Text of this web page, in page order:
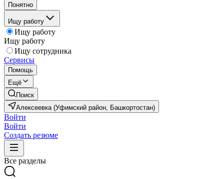
Понятно
Ищу работу
Ищу работу
Ищу работу
Ищу сотрудника
Сервисы
Помощь
Ещё
Поиск
Алексеевка (Уфимский район, Башкортостан)
Войти
Войти
Создать резюме
Все разделы